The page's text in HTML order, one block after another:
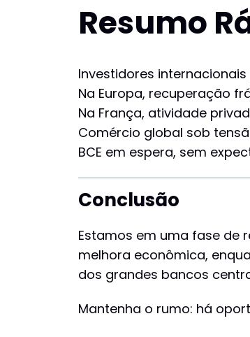
Resumo
Investidores
Na Europa, recuperação
Na França, atividade
Comércio global sob
BCE em espera, sem
Conclusão
Estamos em uma fase de
melhora econômica,
dos grandes bancos
Mantenha o rumo: há